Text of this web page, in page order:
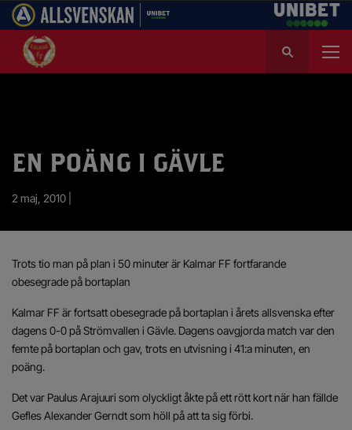
k
EN POÄNG I GÄVLE
2 maj, 2010 |
Trots tio man på plan i 50 minuter är Kalmar FF fortfarande
obesegrade på bortaplan
Kalmar FF är fortsatt obesegrade på bortaplan i årets allsvenska efter
dagens 0-0 på Strömvallen i Gävle. Dagens oavgjorda match var den
femte på bortaplan och gav, trots en utvisning i 41:a minuten, en
poäng.
Det var Paulus Arajuuri som olyckligt åkte på ett rött kort när han fällde
Gefles Alexander Gerndt som höll på att ta sig förbi.